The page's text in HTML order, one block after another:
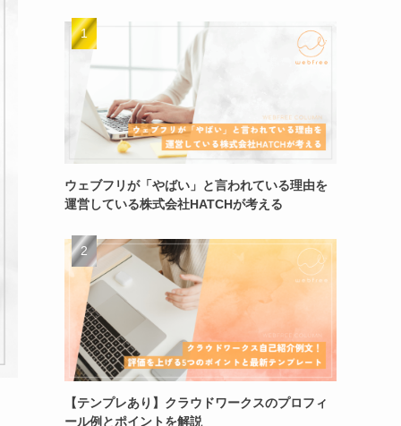
ウェブフリが「やばい」と言われている理由を
運営している株式会社HATCHが考える
【テンプレあり】クラウドワークスのプロフィ
ール例とポイントを解説